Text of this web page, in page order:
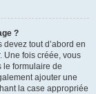
?
tout d’abord en
Une fois créée, vous
le formulaire de
ajouter une
la case appropriée